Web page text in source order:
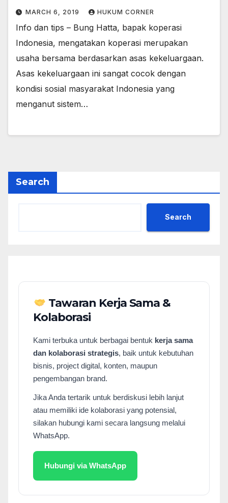
MARCH 6, 2019 HUKUM CORNER
Info dan tips – Bung Hatta, bapak koperasi
Indonesia, mengatakan koperasi merupakan
usaha bersama berdasarkan asas kekeluargaan.
Asas kekeluargaan ini sangat cocok dengan
kondisi sosial masyarakat Indonesia yang
menganut sistem…
Search
Search
Tawaran Kerja Sama &
Kolaborasi
Kami terbuka untuk berbagai bentuk kerja sama
dan kolaborasi strategis, baik untuk kebutuhan
bisnis, project digital, konten, maupun
pengembangan brand.
Jika Anda tertarik untuk berdiskusi lebih lanjut
atau memiliki ide kolaborasi yang potensial,
silakan hubungi kami secara langsung melalui
WhatsApp.
Hubungi via WhatsApp